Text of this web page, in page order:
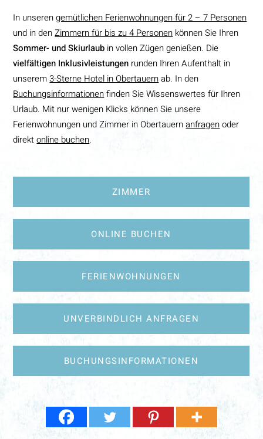
In unserengemütlichen Ferienwohnungen für 2 – 7 Personen
und in denZimmern für bis zu 4 Personen können Sie Ihren
Sommer- und Skiurlaub in vollen Zügen genießen. Die
vielfältigen Inklusivleistungen runden Ihren Aufenthalt in
unserem3-Sterne Hotel in Obertauernab. In den
Buchungsinformationenfinden Sie Wissenswertes für Ihren
Urlaub. Mit nur wenigen Klicks können Sie unsere
Ferienwohnungen und Zimmer in Obertauernanfragenoder
direktonline buchen.
ZIMMER
ONLINE BUCHEN
FERIENWOHNUNGEN
UNVERBINDLICH ANFRAGEN
BUCHUNGSINFORMATIONEN